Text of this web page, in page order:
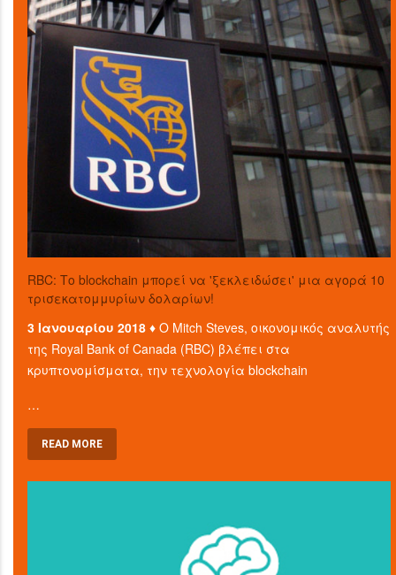
RBC: Το blockchain μπορεί να 'ξεκλειδώσει' μια αγορά 10
τρισεκατομμυρίων δολαρίων!
3 Ιανουαρίου 2018 ♦Ο Mitch Steves, οικονομικός αναλυτής
της Royal Bank of Canada (RBC) βλέπει στα
κρυπτονομίσματα, την τεχνολογία blockchain
…
READ MORE